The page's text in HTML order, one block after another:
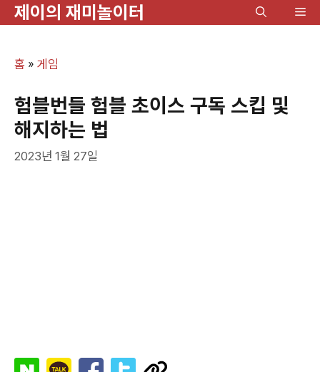
제이의 재미놀이터
메
홈 » 게임
험블번들 험블 초이스 구독 스킵 및
해지하는 법
2023년 1월 27일